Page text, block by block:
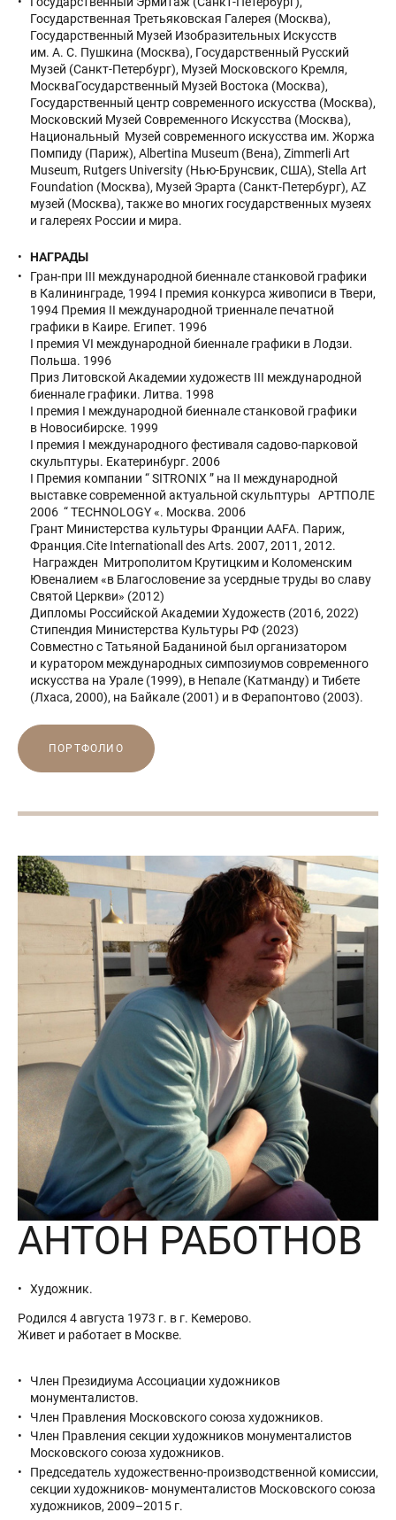
Государственная Третьяковская Галерея (Москва),
Государственный Музей Изобразительных Искусств
им. А. С. Пушкина (Москва), Государственный Русский
Музей (Санкт-Петербург), Музей Московского Кремля,
МоскваГосударственный Музей Востока (Москва),
Государственный центр современного искусства (Москва),
Московский Музей Современного Искусства (Москва),
Национальный Музей современного искусства им. Жоржа
Помпиду (Париж), Albertina Museum (Вена), Zimmerli Art
Museum, Rutgers University (Нью-Брунсвик, США), Stella Art
Foundation (Москва), Музей Эрарта (Санкт-Петербург), AZ
музей (Москва), также во многих государственных музеях
и галереях России и мира.
НАГРАДЫ
Гран-при III международной биеннале станковой графики
в Калининграде, 1994 I премия конкурса живописи в Твери,
1994 Премия II международной триеннале печатной
графики в Каире. Египет. 1996
I премия VI международной биеннале графики в Лодзи.
Польша. 1996
Приз Литовской Академии художеств III международной
биеннале графики. Литва. 1998
I премия I международной биеннале станковой графики
в Новосибирске. 1999
I премия I международного фестиваля садово-парковой
скульптуры. Екатеринбург. 2006
I Премия компании “ SITRONIX ” на II международной
выставке современной актуальной скульптуры АРТПОЛЕ
2006 “ TECHNOLOGY «. Москва. 2006
Грант Министерства культуры Франции AAFA. Париж,
Франция.Cite Internationall des Arts. 2007, 2011, 2012.
Награжден Митрополитом Крутицким и Коломенским
Ювеналием «в Благословение за усердные труды во славу
Святой Церкви» (2012)
Дипломы Российской Академии Художеств (2016, 2022)
Стипендия Министерства Культуры РФ (2023)
Совместно с Татьяной Баданиной был организатором
и куратором международных симпозиумов современного
искусства на Урале (1999), в Непале (Катманду) и Тибете
(Лхаса, 2000), на Байкале (2001) и в Ферапонтово (2003).
ПОРТФОЛИО
АНТОН РАБОТНОВ
Художник.
Родился 4 августа 1973 г. в г. Кемерово.
Живет и работает в Москве.
Член Президиума Ассоциации художников
монументалистов.
Член Правления Московского союза художников.
Член Правления секции художников монументалистов
Московского союза художников.
Председатель художественно-производственной комиссии,
секции художников- монументалистов Московского союза
художников, 2009–2015 г.